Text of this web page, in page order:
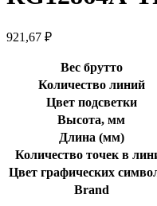
921,67 ₽
Вес брутто
Количество линий
Цвет подсветки
Высота, мм
Длина (мм)
Количество точек в
Цвет графических
Brand